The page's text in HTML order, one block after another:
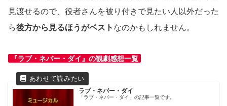
見渡せるので、役者さんを被り付きで見たい人以外だった
ら後方から見るほうがベスト なのかもしれません。
『ラブ・ネバー・ダイ』の観劇感想一覧
ラブ・ネバー・ダイ
「ラブ・ネバー・ダイ」の記事一覧です。